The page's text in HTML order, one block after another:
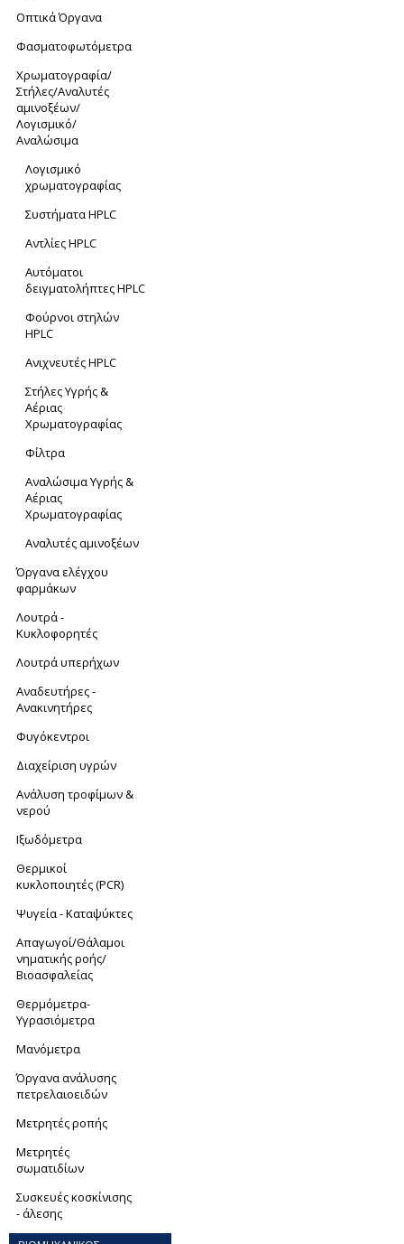
Οπτικά Όργανα
Φασματοφωτόμετρα
Xρωματογραφία/
Στήλες/Αναλυτές
αμινοξέων/
Λογισμικό/
Αναλώσιμα
Λογισμικό
χρωματογραφίας
Συστήματα HPLC
Αντλίες HPLC
Αυτόματοι
δειγματολήπτες HPLC
Φούρνοι στηλών
HPLC
Ανιχνευτές HPLC
Στήλες Υγρής &
Αέριας
Χρωματογραφίας
Φίλτρα
Αναλώσιμα Υγρής &
Αέριας
Χρωματογραφίας
Αναλυτές αμινοξέων
Όργανα ελέγχου
φαρμάκων
Λουτρά -
Κυκλοφορητές
Λουτρά υπερήχων
Αναδευτήρες -
Ανακινητήρες
Φυγόκεντροι
Διαχείριση υγρών
Ανάλυση τροφίμων &
νερού
Ιξωδόμετρα
Θερμικοί
κυκλοποιητές (PCR)
Ψυγεία - Καταψύκτες
Απαγωγοί/Θάλαμοι
νηματικής ροής/
Βιοασφαλείας
Θερμόμετρα-
Yγρασιόμετρα
Μανόμετρα
Όργανα ανάλυσης
πετρελαιοειδών
Μετρητές ροπής
Μετρητές
σωματιδίων
Συσκευές κοσκίνισης
- άλεσης